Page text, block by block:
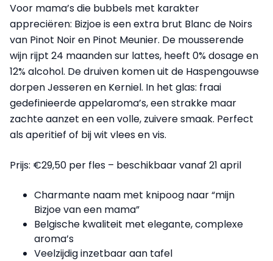
Voor mama’s die bubbels met karakter
appreciëren: Bizjoe is een extra brut Blanc de Noirs
van Pinot Noir en Pinot Meunier. De mousserende
wijn rijpt 24 maanden sur lattes, heeft 0% dosage en
12% alcohol. De druiven komen uit de Haspengouwse
dorpen Jesseren en Kerniel. In het glas: fraai
gedefinieerde appelaroma’s, een strakke maar
zachte aanzet en een volle, zuivere smaak. Perfect
als aperitief of bij wit vlees en vis.
Prijs: €29,50 per fles – beschikbaar vanaf 21 april
Charmante naam met knipoog naar “mijn
Bizjoe van een mama”
Belgische kwaliteit met elegante, complexe
aroma’s
Veelzijdig inzetbaar aan tafel